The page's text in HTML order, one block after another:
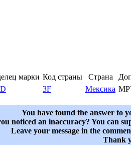
марки Код страны Страна
3F Мексика
You have found the answer to
noticed an inaccuracy? You can
Leave your message in the
Thank